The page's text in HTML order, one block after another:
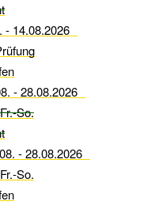
- 14.08.2026
- 28.08.2026
So.
- 28.08.2026
So.